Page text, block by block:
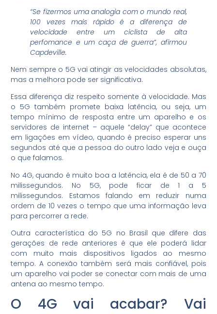
“Se fizermos uma analogia com o mundo real,
100 vezes mais rápido é a diferença de
velocidade entre um ciclista de alta
perfomance e um caça de guerra”, afirmou
Capdeville.
Nem sempre o 5G vai atingir as velocidades absolutas,
mas a melhora pode ser significativa.
Essa diferença diz respeito somente à velocidade. Mas
o 5G também promete baixa latência, ou seja, um
tempo mínimo de resposta entre um aparelho e os
servidores de internet – aquele “delay” que acontece
em ligações em vídeo, quando é preciso esperar uns
segundos até que a pessoa do outro lado veja e ouça
o que falamos.
No 4G, quando é muito boa a latência, ela é de 50 a 70
milissegundos. No 5G, pode ficar de 1 a 5
milissegundos. Estamos falando em reduzir numa
ordem de 10 vezes o tempo que uma informação leva
para percorrer a rede.
Outra característica do 5G no Brasil que difere das
gerações de rede anteriores é que ele poderá lidar
com muito mais dispositivos ligados ao mesmo
tempo. A conexão também será mais confiável, pois
um aparelho vai poder se conectar com mais de uma
antena ao mesmo tempo.
O 4G vai acabar? Vai